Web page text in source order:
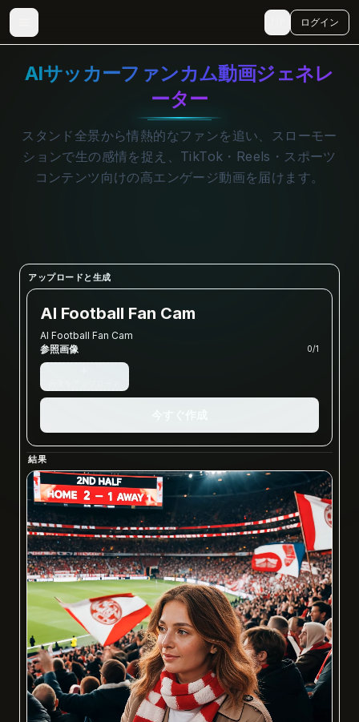
ログイン
AIサッカーファンカム動画ジェネレ
ーター
スタンド全景から情熱的なファンを追い、スローモー
ションで生の感情を捉え、TikTok・Reels・スポーツ
コンテンツ向けの高エンゲージ動画を届けます。
アップロードと生成
AI Football Fan Cam
AI Football Fan Cam
参照画像
0/1
結果